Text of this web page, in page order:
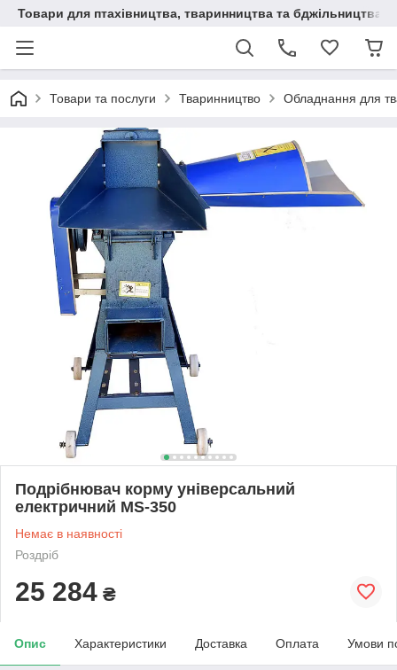
Товари для птахівництва, тваринництва та бджільництва
Товари та послуги Тваринництво Обладнання для
Подрібнювач корму універсальний
електричний MS-350
Немає в наявності
Роздріб
25 284 ₴
Опис Характеристики Доставка Оплата Умови